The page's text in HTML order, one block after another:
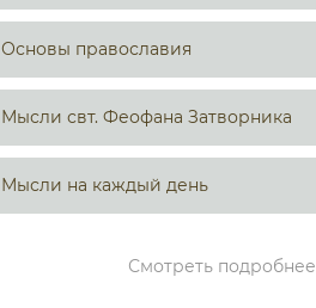
Основы православия
Мысли свт. Феофана Затворника
Мысли на каждый день
Смотреть подробнее